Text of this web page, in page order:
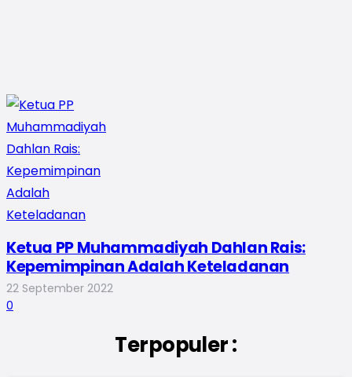
Ketua PP Muhammadiyah Dahlan Rais:
Kepemimpinan Adalah Keteladanan
22 September 2022
0
Terpopuler :